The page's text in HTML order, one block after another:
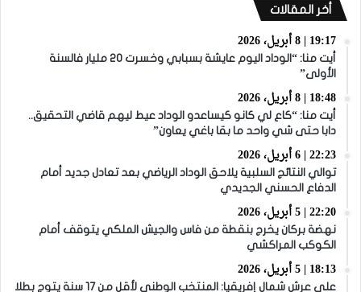
أخر المقالات
19:17 | 8 أبريل، 2026
أيت منا: “الوداد اليوم عايشة بسبابي وخسرت 20 مليار فالسنة
الأولى”
18:48 | 8 أبريل، 2026
أيت منا: “كاع لي كانو كيساعدو الوداد عيط ليهم قاضي التحقيق..
دابا حتى شي واحد ما بقا باغي يعاون”
22:23 | 6 أبريل، 2026
توالي النتائج السلبية يلاحق الوداد الرياضي بعد تعادل جديد أمام
الدفاع الحسني الجديدي
22:20 | 5 أبريل، 2026
نهضة بركان يخرج بنقطة من فاس والجيش الملكي يتوقف أمام
الكوكب المراكشي
18:13 | 5 أبريل، 2026
على عرش شمال إفريقيا: المنتخب الوطني لأقل من 17 سنة يتوج بطلا